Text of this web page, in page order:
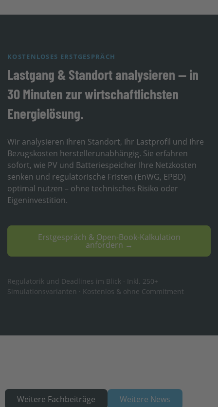
KOSTENLOSES ERSTGESPRÄCH
Lastgang & Standort analysieren — in
30 Minuten zur wirtschaftlichsten
Energielösung.
Wir analysieren Ihren Standort, Ihr Lastprofil und Ihre
Bezugskosten herstellerunabhängig. Sie erfahren
sofort, wie PV und Batteriespeicher Ihre Netzkosten
senken und regulatorische Fristen (EnWG, EPBD)
optimal nutzen – ohne technisches Risiko oder
Eigeninvestition.
Erstgespräch & Open-Book-Kalkulation
anfordern →
Regulatorik und Deadlines im Blick · Inkl. 250+
Simulationsvarianten · Kostenlos & ohne Commitment
Weitere Fachbeiträge Weitere News